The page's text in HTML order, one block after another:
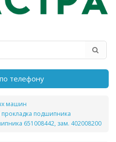
телефону
машин
прокладка подшипника
651008442, зам. 402008200